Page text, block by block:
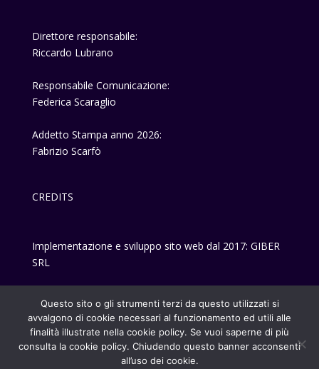
Direttore responsabile:
Riccardo Lubrano
Responsabile Comunicazione:
Federica Scaraglio
Addetto Stampa anno 2026:
Fabrizio Scarfò
CREDITS
Implementazione e sviluppo sito web dal 2017: GIBER
SRL
Questo sito o gli strumenti terzi da questo utilizzati si
avvalgono di cookie necessari al funzionamento ed utili alle
finalità illustrate nella cookie policy. Se vuoi saperne di più
consulta la cookie policy. Chiudendo questo banner acconsenti
all’uso dei cookie.